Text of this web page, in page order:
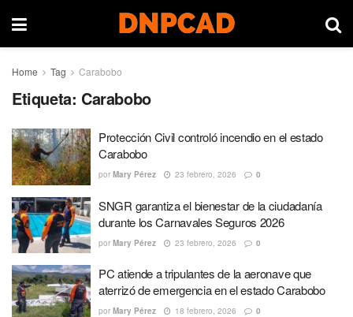
Home Tag Carabobo
Etiqueta: Carabobo
Protección Civil controló incendio en el estado
Carabobo
por Mary Pérez 23 febrero, 2026 0
SNGR garantiza el bienestar de la ciudadanía
durante los Carnavales Seguros 2026
por Mary Pérez 23 febrero, 2026 0
PC atiende a tripulantes de la aeronave que
aterrizó de emergencia en el estado Carabobo
por Mary Pérez 18 febrero, 2026 0